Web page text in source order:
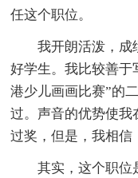
任这个职位。
我开朗活泼，成
好学生。我比较善于
港少儿画画比赛”的
过。声音的优势使我
过奖，但是，我相信
其实，这个职位